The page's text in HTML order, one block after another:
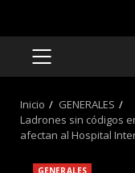
MENÚ
Inicio
GENERALES
Ladrones sin códigos
afectan al Hospital
GENERALES